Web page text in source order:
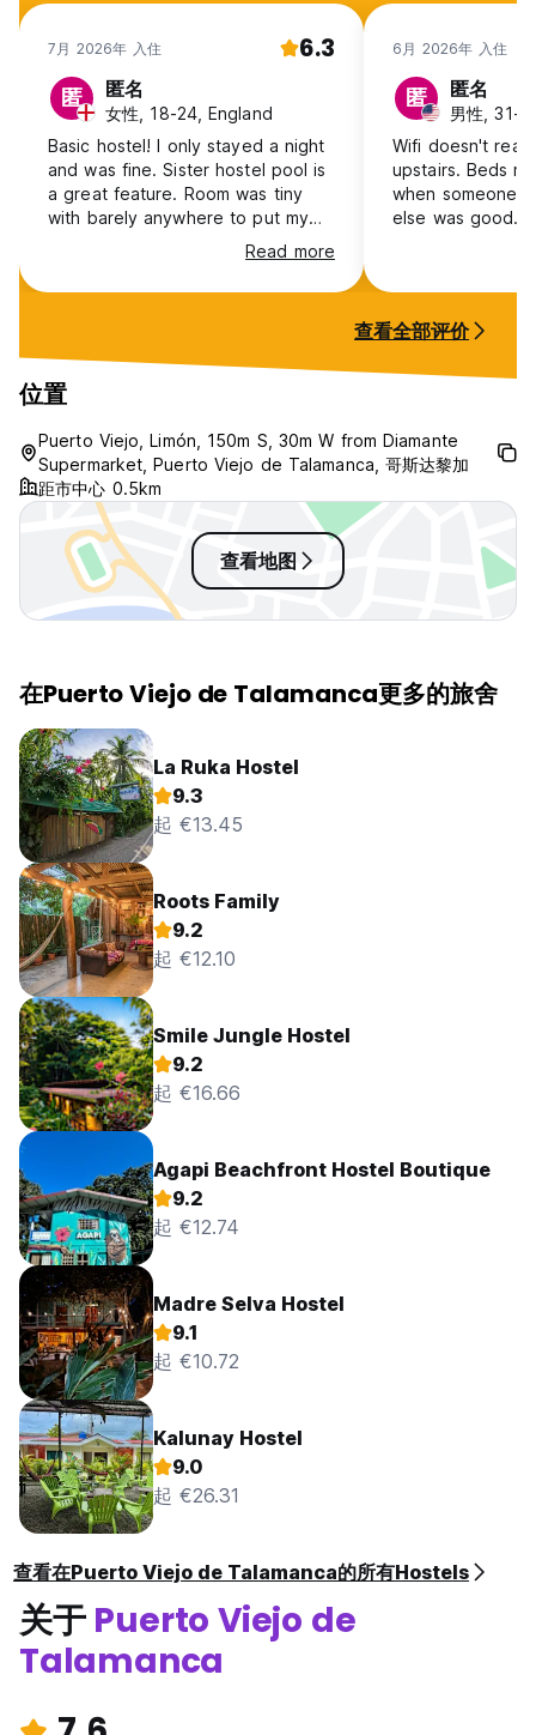
7月 2026年 入住 6.3
匿 匿名
女性, 18-24, England
Basic hostel! I only stayed a night
and was fine. Sister hostel pool is
a great feature. Room was tiny
with barely anywhere to put my
Read more
6月 2026年 入住
匿 匿名
男性, 31-
Wifi doesn't
upstairs. Beds
when someone
else was good.
查看全部评价
位置
Puerto Viejo, Limón, 150m S, 30m W from Diamante
Supermarket, Puerto Viejo de Talamanca, 哥斯达黎加
距市中心 0.5km
查看地图
在Puerto Viejo de Talamanca更多的旅舍
La Ruka Hostel
9.3
起 €13.45
Roots Family
9.2
起 €12.10
Smile Jungle Hostel
9.2
起 €16.66
Agapi Beachfront Hostel Boutique
9.2
起 €12.74
Madre Selva Hostel
9.1
起 €10.72
Kalunay Hostel
9.0
起 €26.31
查看在Puerto Viejo de Talamanca的所有Hostels
关于 Puerto Viejo de
Talamanca